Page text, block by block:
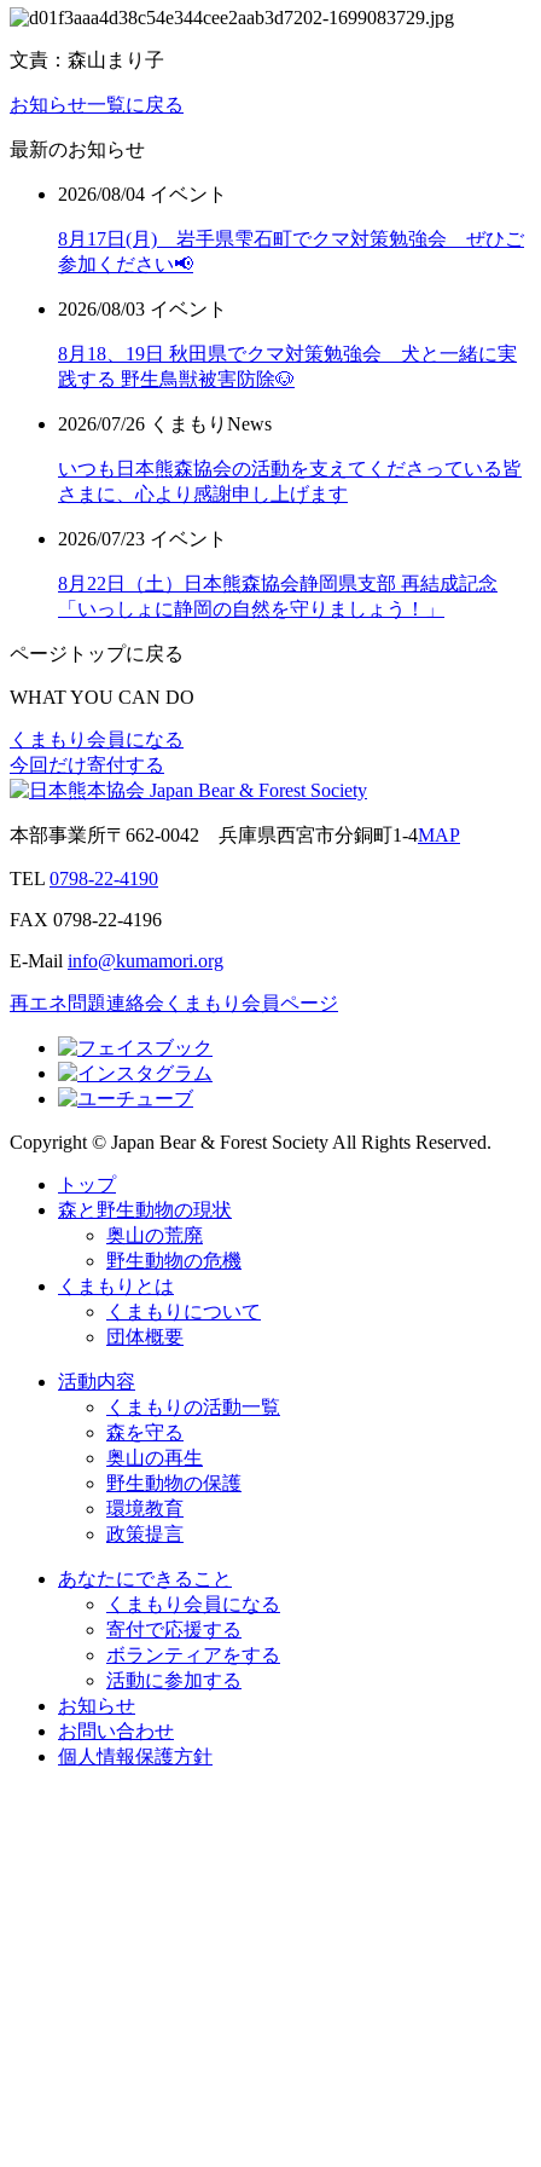
文責：森山まり子
お知らせ一覧に戻る
最新のお知らせ
2026/08/04 イベント
8月17日(月) 岩手県雫石町でクマ対策勉強会 ぜひご
参加ください📢
2026/08/03 イベント
8月18、19日 秋田県でクマ対策勉強会 犬と一緒に実
践する 野生鳥獣被害防除🐶
2026/07/26 くまもりNews
いつも日本熊森協会の活動を支えてくださっている皆
さまに、心より感謝申し上げます
2026/07/23 イベント
8月22日（土）日本熊森協会静岡県支部 再結成記念
「いっしょに静岡の自然を守りましょう！」
ページトップに戻る
WHAT YOU CAN DO
くまもり会員になる
今回だけ寄付する
本部事業所〒662-0042 兵庫県西宮市分銅町1-4MAP
TEL 0798-22-4190
FAX 0798-22-4196
E-Mail info@kumamori.org
再エネ問題連絡会 くまもり会員ページ
Copyright © Japan Bear & Forest Society All Rights Reserved.
トップ
森と野生動物の現状
奥山の荒廃
野生動物の危機
くまもりとは
くまもりについて
団体概要
活動内容
くまもりの活動一覧
森を守る
奥山の再生
野生動物の保護
環境教育
政策提言
あなたにできること
くまもり会員になる
寄付で応援する
ボランティアをする
活動に参加する
お知らせ
お問い合わせ
個人情報保護方針